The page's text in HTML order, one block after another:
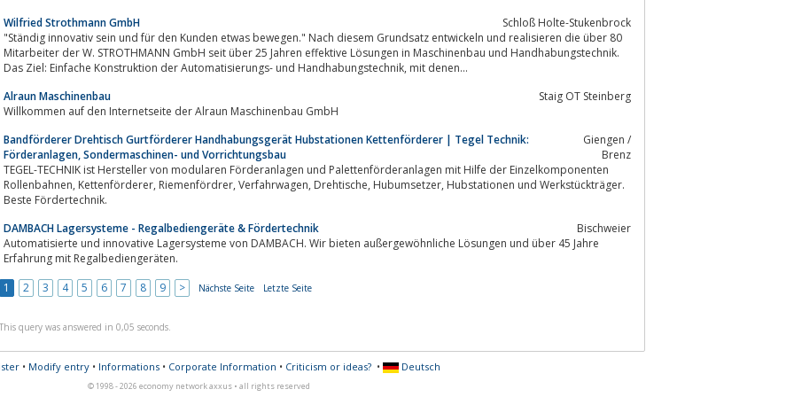
Wilfried Strothmann GmbH
Schloß Holte-Stukenbrock
"Ständig innovativ sein und für den Kunden etwas bewegen." Nach diesem Grundsatz entwickeln und realisieren die über 80
Mitarbeiter der W. STROTHMANN GmbH seit über 25 Jahren effektive Lösungen in Maschinenbau und Handhabungstechnik.
Das Ziel: Einfache Konstruktion der Automatisierungs- und Handhabungstechnik, mit denen...
Alraun Maschinenbau
Staig OT Steinberg
Willkommen auf den Internetseite der Alraun Maschinenbau GmbH
Bandförderer Drehtisch Gurtförderer Handhabungsgerät Hubstationen Kettenförderer | Tegel Technik:
Förderanlagen, Sondermaschinen- und Vorrichtungsbau
Giengen /
Brenz
TEGEL-TECHNIK ist Hersteller von modularen Förderanlagen und Palettenförderanlagen mit Hilfe der Einzelkomponenten
Rollenbahnen, Kettenförderer, Riemenfördrer, Verfahrwagen, Drehtische, Hubumsetzer, Hubstationen und Werkstückträger.
Beste Fördertechnik.
DAMBACH Lagersysteme - Regalbediengeräte & Fördertechnik
Bischweier
Automatisierte und innovative Lagersysteme von DAMBACH. Wir bieten außergewöhnliche Lösungen und über 45 Jahre
Erfahrung mit Regalbediengeräten.
1
2 3 4 5 6 7 8 9 > Nächste Seite Letzte Seite
This query was answered in 0,05 seconds.
• Modify entry• Informations• Corporate Information • Criticism or ideas?• Deutsch
© 1998 - 2026 economy network axxus • all rights reserved